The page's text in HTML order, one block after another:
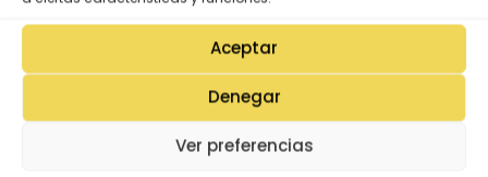
Aceptar
Denegar
Ver preferencias
Mi Cuenta
Lista de deseos